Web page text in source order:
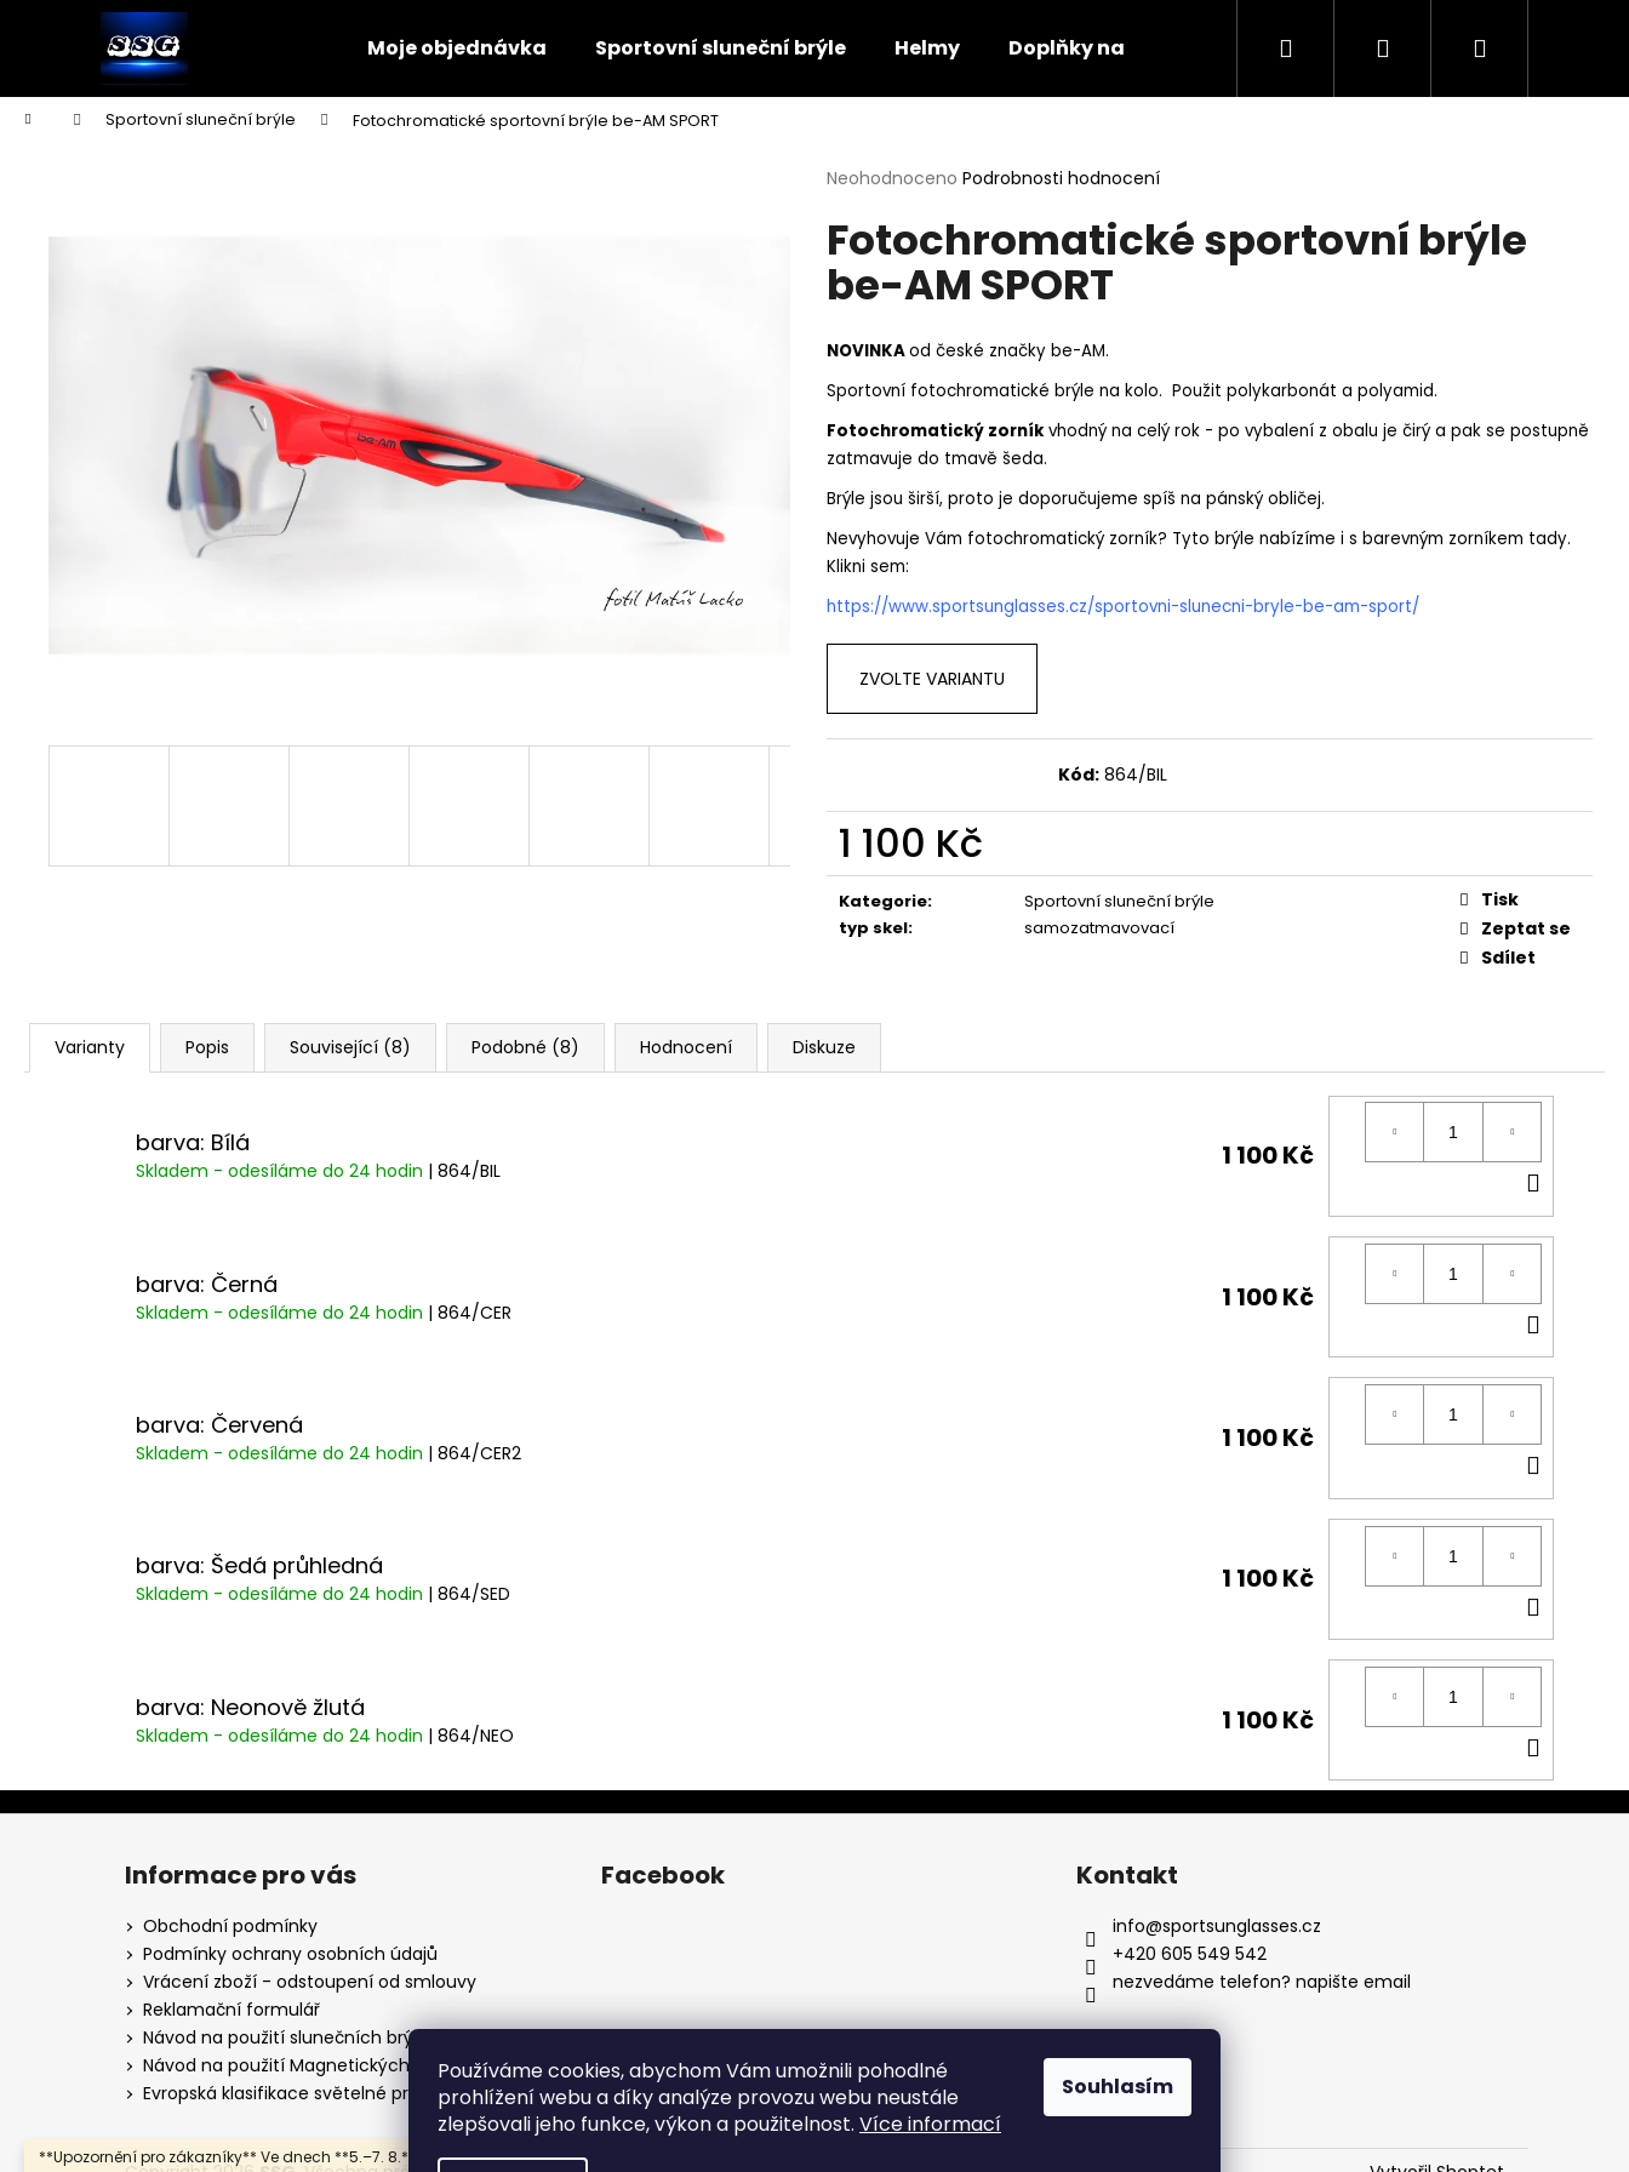
Používáme cookies, abychom Vám umožnili pohodlné
prohlížení webu a díky analýze provozu webu neustále
zlepšovali jeho funkce, výkon a použitelnost. Více informací
Souhlasím
**Upozornění pro zákazníky** Ve dnech **5.–7. 8.** čerpáme
Moje objednávka Sportovní sluneční brýle Helmy Doplňky na kolo Obchodní podmínky Kontakty
Hledat PřihlášeníNákupní
Domů Sportovní sluneční brýle Fotochromatické sportovní brýle be-AM SPORT
Průměrné
produktu
je
0,0
hvězdiček.
Neohodnoceno Podrobnosti hodnocení
Fotochromatické sportovní brýle
be-AM SPORT
NOVINKAod české značky be-AM.
Sportovní fotochromatické brýle na kolo. Použit polykarbonát a polyamid.
Fotochromatický zorníkvhodný na celý rok - po vybalení z obalu je čirý a pak se postupně
zatmavuje do tmavě šeda.
Brýle jsou širší, proto je doporučujeme spíš na pánský obličej.
Nevyhovuje Vám fotochromatický zorník? Tyto brýle nabízíme i s barevným zorníkem tady.
Klikni sem:
https://www.sportsunglasses.cz/sportovni-slunecni-bryle-be-am-sport/
ZVOLTE VARIANTU
Kód: 864/BIL
1 100 Kč
Měrná
cena:
Kategorie:
Sportovní sluneční brýle
typ skel: samozatmavovací
Tisk
Zeptat se
Sdílet
Varianty Popis Související (8) Podobné (8) Hodnocení Diskuze
barva: Bílá
Skladem - odesíláme do 24 hodin | 864/BIL 1 100 Kč
barva: Černá
Skladem - odesíláme do 24 hodin | 864/CER 1 100 Kč
barva: Červená
Skladem - odesíláme do 24 hodin | 864/CER2 1 100 Kč
barva: Šedá průhledná
Skladem - odesíláme do 24 hodin | 864/SED 1 100 Kč
barva: Neonově žlutá
Skladem - odesíláme do 24 hodin | 864/NEO 1 100 Kč
í
Zpět
do
obchodu
Zpět
do
obchodu
Co potřebujete najít?
HLEDAT
Informace pro vás
Obchodní podmínky
Podmínky ochrany osobních údajů
Vrácení zboží - odstoupení od smlouvy
Reklamační formulář
Návod na použití slunečních brýlí
Návod na použití Magnetických lyžařských brýlí
Evropská klasifikace světelné propustnosti
Facebook Kontakt
info@sportsunglasses.cz
+420 605 549 542
nezvedáme telefon? napište email